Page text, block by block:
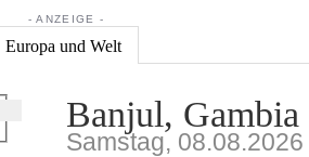
Europa und Welt
Banjul, Gambia
Samstag, 08.08.2026